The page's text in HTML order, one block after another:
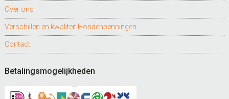
Over ons
Verschillen en kwaliteit Hondenpenningen
Contact
Betalingsmogelijkheden